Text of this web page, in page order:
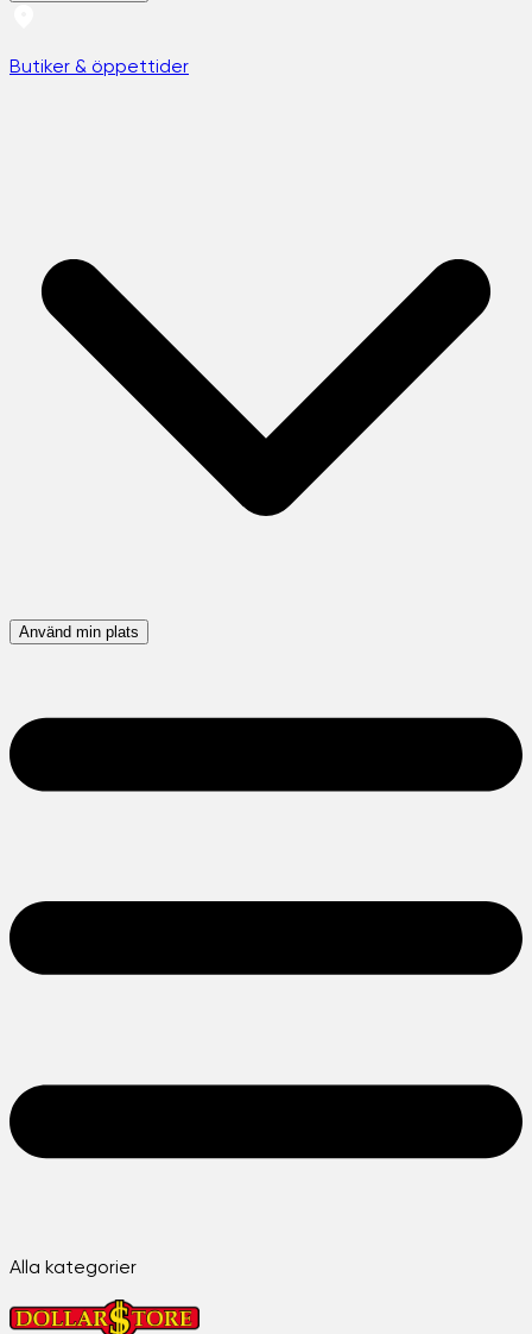
Butiker & öppettider
Använd min plats
Alla kategorier